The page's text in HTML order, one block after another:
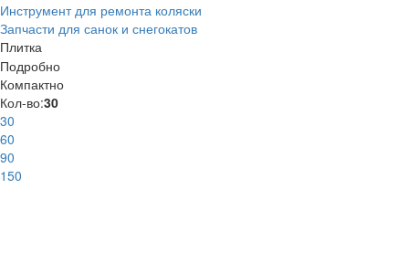
Инструмент для ремонта коляски
Запчасти для санок и снегокатов
Плитка
Подробно
Компактно
Кол-во:30
30
60
90
150